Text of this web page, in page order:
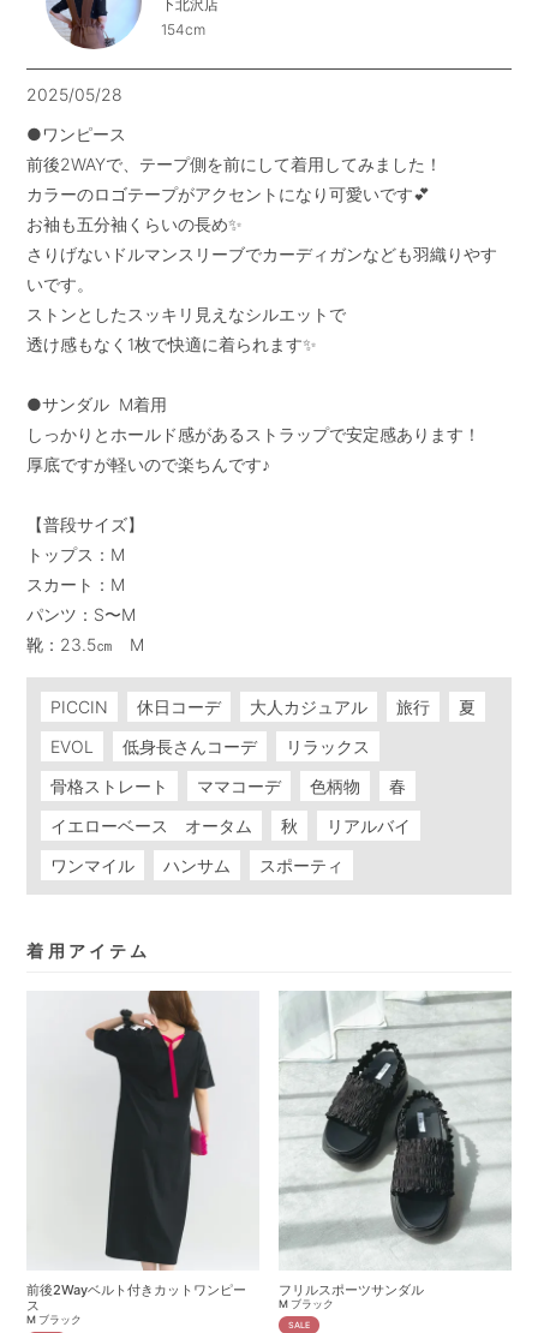
下北沢店
154cm
2025/05/28
●ワンピース
前後2WAYで、テープ側を前にして着用してみました！
カラーのロゴテープがアクセントになり可愛いです💕
お袖も五分袖くらいの長め✨
さりげないドルマンスリーブでカーディガンなども羽織りやす
いです。
ストンとしたスッキリ見えなシルエットで
透け感もなく1枚で快適に着られます✨
●サンダル  M着用
しっかりとホールド感があるストラップで安定感あります！
厚底ですが軽いので楽ちんです♪
【普段サイズ】
トップス：M
スカート：M
パンツ：S〜M
靴：23.5㎝　M
PICCIN 休日コーデ 大人カジュアル 旅行
夏
EVOL
低身長さんコーデ
リラックス
骨格ストレート
ママコーデ 色柄物
春
イエローベース オータム
秋
リアルバイ
ワンマイル
ハンサム スポーティ
着用アイテム
前後2Wayベルト付きカットワンピー
ス
M ブラック
フリルスポーツサンダル
M ブラック
SALE